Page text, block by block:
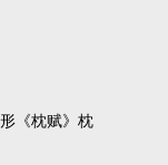
《枕赋》枕